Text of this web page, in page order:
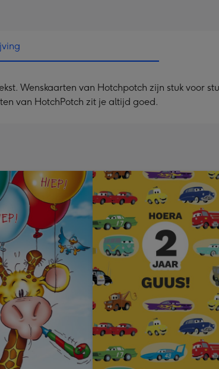
Wenskaarten van Hotchpotch zijn stuk voor
van HotchPotch zit je altijd goed.